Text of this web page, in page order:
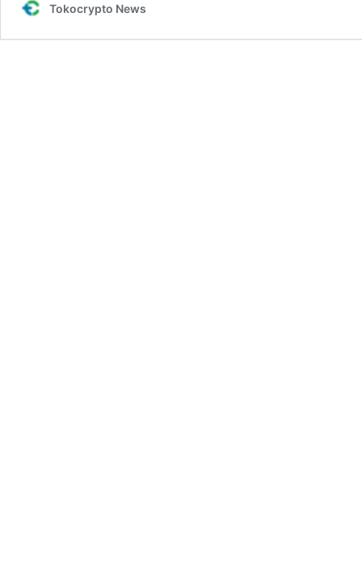
Tokocrypto News